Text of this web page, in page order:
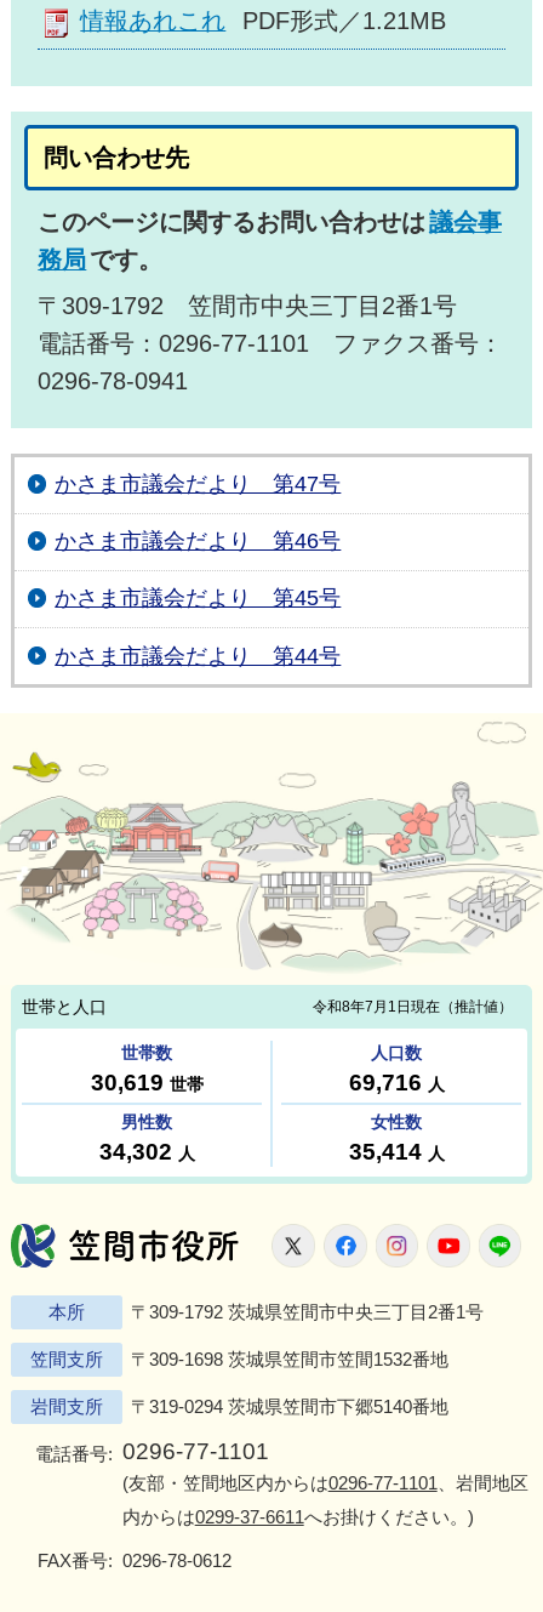
情報あれこれ PDF形式／1.21MB
問い合わせ先
このページに関するお問い合わせは議会事
務局です。
〒309-1792 笠間市中央三丁目2番1号
電話番号：0296-77-1101 ファクス番号：
0296-78-0941
かさま市議会だより 第47号
かさま市議会だより 第46号
かさま市議会だより 第45号
かさま市議会だより 第44号
笠間市役所
X FacebookInstagram
本所 〒309-1792 茨城県笠間市中央三丁目2番1号
笠間支所 〒309-1698 茨城県笠間市笠間1532番地
岩間支所 〒319-0294 茨城県笠間市下郷5140番地
電話番号: 0296-77-1101
(友部・笠間地区内からは0296-77-1101 、岩間地区
内からは0299-37-6611へお掛けください。)
FAX番号: 0296-78-0612